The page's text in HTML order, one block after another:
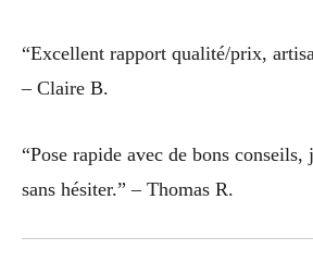
“Excellent rapport qualité/prix,
– Claire B.
“Pose rapide avec de bons conseils,
sans hésiter.” – Thomas R.